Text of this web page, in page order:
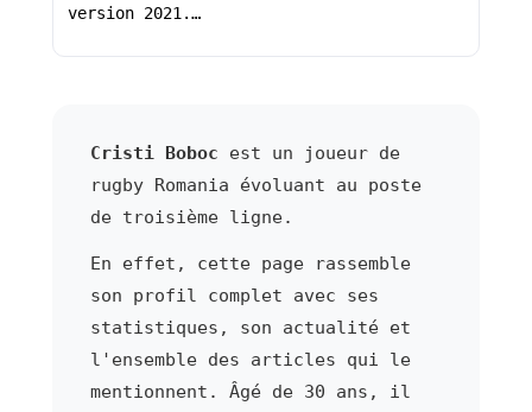
version 2021.…
Cristi Boboc est un joueur de
rugby Romania évoluant au poste
de troisième ligne.
En effet, cette page rassemble
son profil complet avec ses
statistiques, son actualité et
l'ensemble des articles qui le
mentionnent. Âgé de 30 ans, il